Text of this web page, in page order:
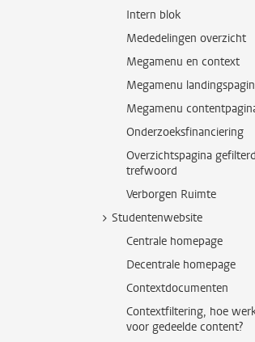
Intern blok
Mededelingen overzicht
Megamenu en context
Megamenu
Megamenu
Onderzoeksfinanciering
Overzichtspagina
trefwoord
Verborgen Ruimte
Studentenwebsite
Centrale homepage
Decentrale homepage
Contextdocumenten
Contextfiltering, hoe
voor gedeelde content?